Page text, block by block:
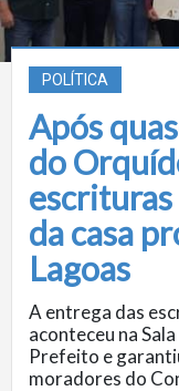
POLÍTICA
Após
do
da casa
Lagoas
A entrega das
aconteceu na
Prefeito e
moradores do